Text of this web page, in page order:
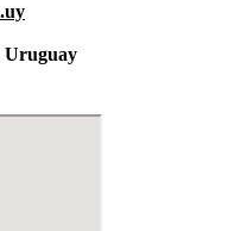
Uruguay